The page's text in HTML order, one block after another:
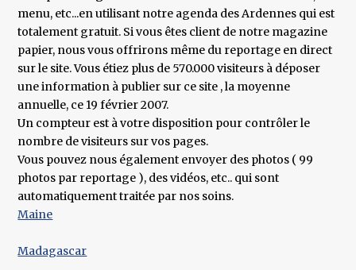
menu, etc...en utilisant notre agenda des Ardennes qui est
totalement gratuit. Si vous êtes client de notre magazine
papier, nous vous offrirons même du reportage en direct
sur le site. Vous étiez plus de 570.000 visiteurs à déposer
une information à publier sur ce site , la moyenne
annuelle, ce 19 février 2007.
Un compteur est à votre disposition pour contrôler le
nombre de visiteurs sur vos pages.
Vous pouvez nous également envoyer des photos ( 99
photos par reportage ), des vidéos, etc.. qui sont
automatiquement traitée par nos soins.
Maine
Madagascar